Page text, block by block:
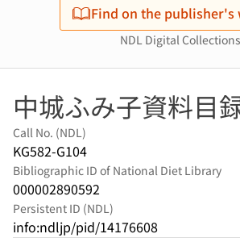
Find on the publisher's
NDL Digital Collections
中城ふみ子資料目
Call No. (NDL)
KG582-G104
Bibliographic ID of National Diet Library
000002890592
Persistent ID (NDL)
info:ndljp/pid/14176608